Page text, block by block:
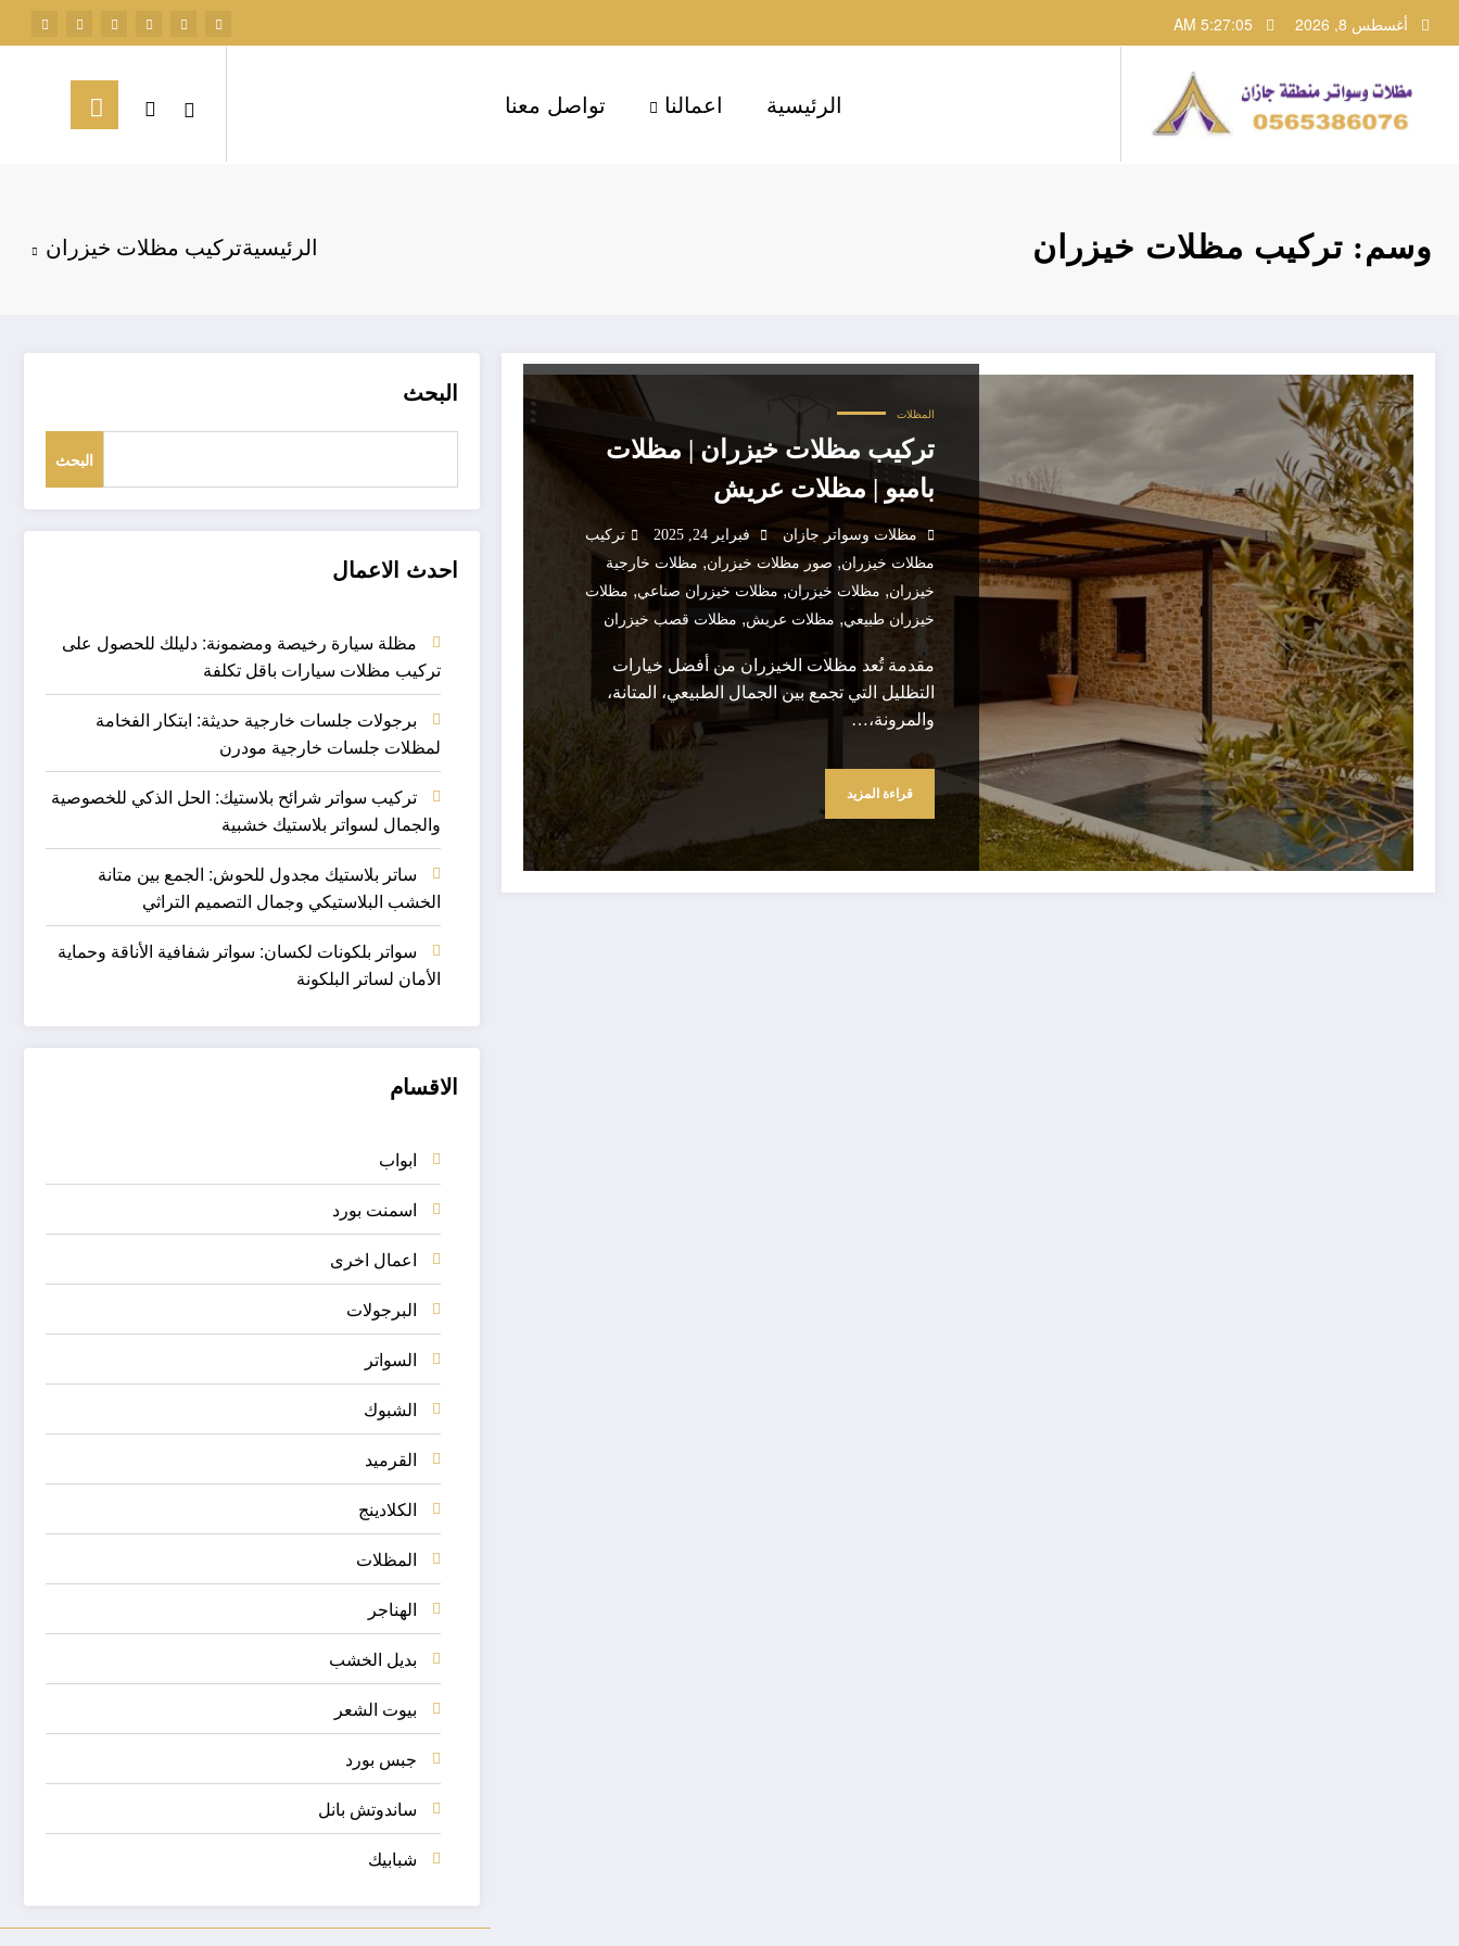
إلى
أغسطس 8, 2026 5:27:05 AM
الرئيسية اعمالنا تواصل معنا
وسم: تركيب مظلات خيزران الرئيسيةتركيب مظلات خيزران
المظلات
تركيب مظلات خيزران | مظلات
بامبو | مظلات عريش
مظلات وسواتر جازان فبراير 24, 2025
تركيب
مظلات خيزران, صور مظلات خيزران,مظلات خارجية
خيزران, مظلات خيزران,مظلات خيزران صناعي, مظلات
خيزران طبيعي, مظلات عريش, مظلات قصب خيزران
مقدمة تُعد مظلات الخيزران من أفضل خيارات
التظليل التي تجمع بين الجمال الطبيعي، المتانة،
والمرونة،…
قراءة المزيد
البحث
البحث
احدث الاعمال
مظلة سيارة رخيصة ومضمونة: دليلك للحصول على
تركيب مظلات سيارات باقل تكلفة
برجولات جلسات خارجية حديثة: ابتكار الفخامة
لمظلات جلسات خارجية مودرن
تركيب سواتر شرائح بلاستيك: الحل الذكي للخصوصية
والجمال لسواتر بلاستيك خشبية
ساتر بلاستيك مجدول للحوش: الجمع بين متانة
الخشب البلاستيكي وجمال التصميم التراثي
سواتر بلكونات لكسان: سواتر شفافية الأناقة وحماية
الأمان لساتر البلكونة
الاقسام
ابواب
اسمنت بورد
اعمال اخرى
البرجولات
السواتر
الشبوك
القرميد
الكلادينج
المظلات
الهناجر
بديل الخشب
بيوت الشعر
جبس بورد
ساندوتش بانل
شبابيك